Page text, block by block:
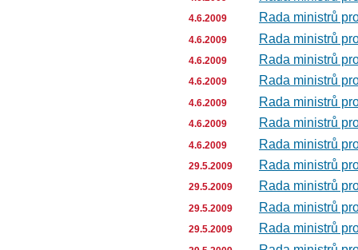
4.6.2009 Rada ministrů
4.6.2009 Rada ministrů
4.6.2009 Rada ministrů
4.6.2009 Rada ministrů
4.6.2009 Rada ministrů
4.6.2009 Rada ministrů
4.6.2009 Rada ministrů
29.5.2009 Rada ministrů
29.5.2009 Rada ministrů
29.5.2009 Rada ministrů
29.5.2009 Rada ministrů